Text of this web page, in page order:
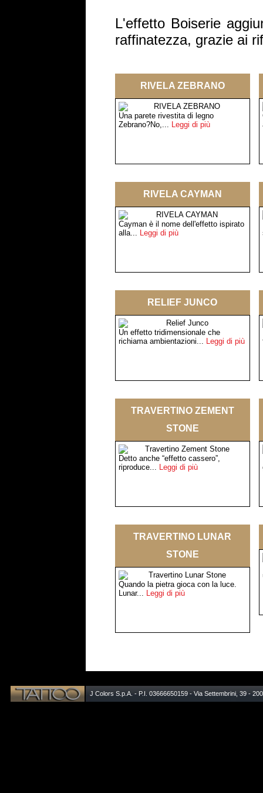
L'effetto Boiserie
raffinatezza, grazie ai
RIVELA ZEBRANO
Una parete rivestita di legno
Zebrano?No,... Leggi di più
RIVELA CAYMAN
Cayman è il nome dell'effetto ispirato
alla... Leggi di più
RELIEF JUNCO
Un effetto tridimensionale che
richiama ambientazioni... Leggi di più
TRAVERTINO ZEMENT
STONE
Detto anche “effetto cassero”,
riproduce... Leggi di più
TRAVERTINO LUNAR
STONE
Quando la pietra gioca con la luce.
Lunar... Leggi di più
J Colors S.p.A. - P.I. 03666650159 - Via Settembrini, 39 -